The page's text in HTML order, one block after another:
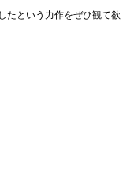
たという力作をぜひ観て欲